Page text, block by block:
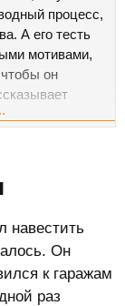
процесс,
А его тесть
мотивами,
он
навестить
Он
к гаражам
раз